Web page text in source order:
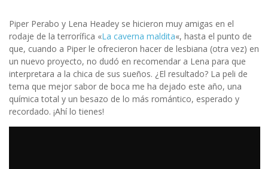
Piper Perabo y Lena Headey se hicieron muy amigas en el
rodaje de la terrorífica «La caverna maldita«, hasta el punto de
que, cuando a Piper le ofrecieron hacer de lesbiana (otra vez) en
un nuevo proyecto, no dudó en recomendar a Lena para que
interpretara a la chica de sus sueños. ¿El resultado? La peli de
tema que mejor sabor de boca me ha dejado este año, una
química total y un besazo de lo más romántico, esperado y
recordado. ¡Ahí lo tienes!